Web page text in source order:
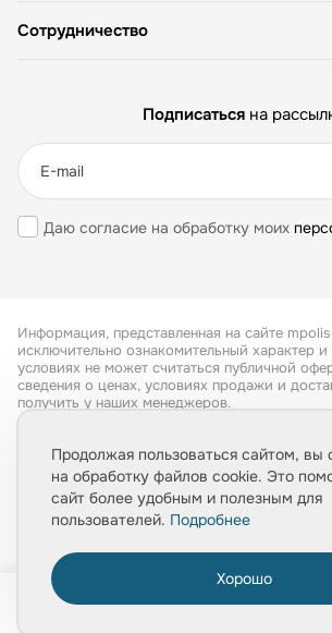
Сотрудничество
Подписаться на
Даю согласие на обработку моих
Информация, представленная на сайте
исключительно ознакомительный характер
условиях не может считаться публичной
сведения о ценах, условиях продажи и
получить у наших менеджеров.
Обработка персональных
Политика
Продолжая пользоваться сайтом, вы
на обработку файлов cookie. Это
сайт более удобным и полезным для
пользователей. Подробнее
Хорошо